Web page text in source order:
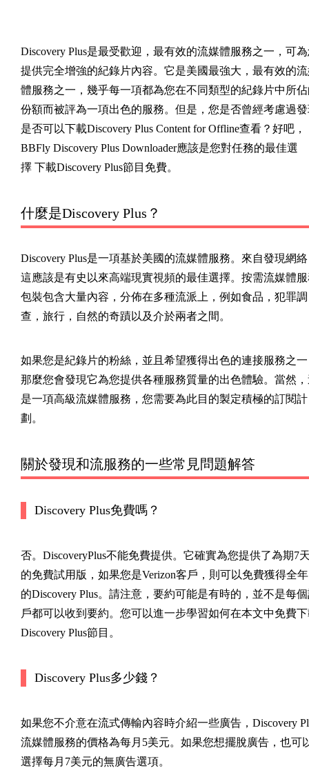
Discovery Plus是最受歡迎，最有效的流媒體服務之一，可
提供完全增強的紀錄片內容。它是美國最強大，最有效的
體服務之一，幾乎每一項都為您在不同類型的紀錄片中所
份額而被評為一項出色的服務。但是，您是否曾經考慮過
是否可以下載Discovery Plus Content for Offline查看？好吧，
BBFly Discovery Plus Downloader應該是您對任務的最佳選
擇 下載Discovery Plus節目免費。
什麼是Discovery Plus？
Discovery Plus是一項基於美國的流媒體服務。來自發現網
這應該是有史以來高端現實視頻的最佳選擇。按需流媒體
包裝包含大量內容，分佈在多種流派上，例如食品，犯罪調
查，旅行，自然的奇蹟以及介於兩者之間。
如果您是紀錄片的粉絲，並且希望獲得出色的連接服務之
那麼您會發現它為您提供各種服務質量的出色體驗。當然
是一項高級流媒體服務，您需要為此目的製定積極的訂閱計
劃。
關於發現和流服務的一些常見問題解答
Discovery Plus免費嗎？
否。DiscoveryPlus不能免費提供。它確實為您提供了為期7
的免費試用版，如果您是Verizon客戶，則可以免費獲得全年
的Discovery Plus。請注意，要約可能是有時的，並不是每
戶都可以收到要約。您可以進一步學習如何在本文中免費
Discovery Plus節目。
Discovery Plus多少錢？
如果您不介意在流式傳輸內容時介紹一些廣告，Discovery
流媒體服務的價格為每月5美元。如果您想擺脫廣告，也可
選擇每月7美元的無廣告選項。